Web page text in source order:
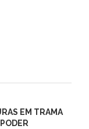
EM TRAMA